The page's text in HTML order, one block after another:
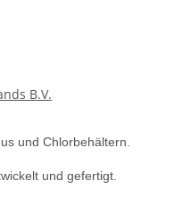
B.V.
und Chlorbehältern.
und gefertigt.